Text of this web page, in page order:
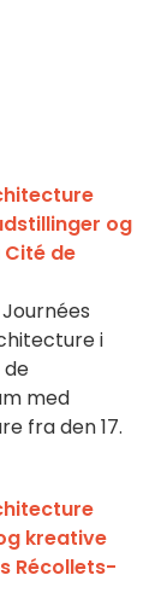
og
de
i
de
med
fra den 17.
kreative
Récollets-